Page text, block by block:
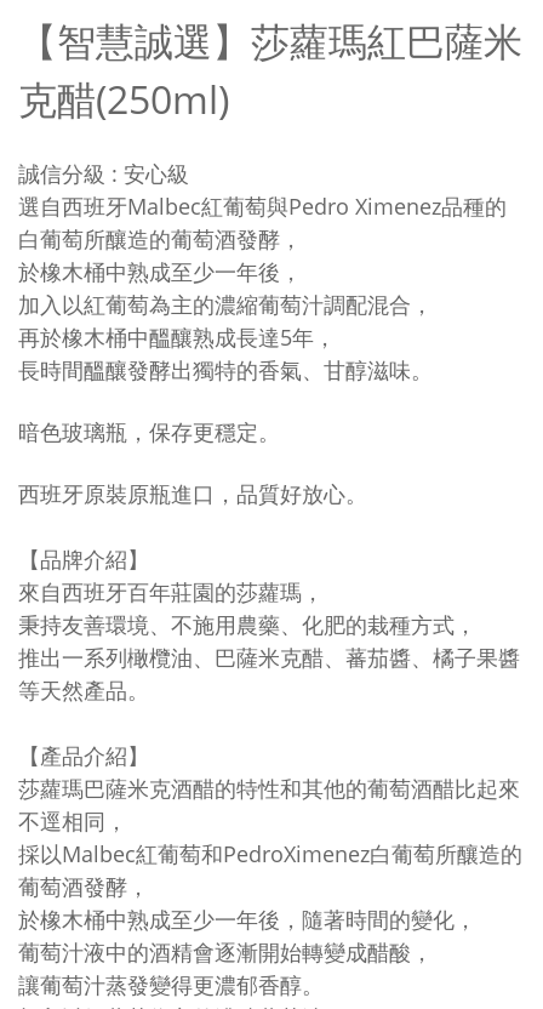
【智慧誠選】莎蘿瑪紅巴薩米
克醋(250ml)
誠信分級 : 安心級
選自西班牙Malbec紅葡萄與Pedro Ximenez品種的
白葡萄所釀造的葡萄酒發酵，
於橡木桶中熟成至少一年後，
加入以紅葡萄為主的濃縮葡萄汁調配混合，
再於橡木桶中醞釀熟成長達5年，
長時間醞釀發酵出獨特的香氣、甘醇滋味。
暗色玻璃瓶，保存更穩定。
西班牙原裝原瓶進口，品質好放心。
【品牌介紹】
來自西班牙百年莊園的莎蘿瑪，
秉持友善環境、不施用農藥、化肥的栽種方式，
推出一系列橄欖油、巴薩米克醋、蕃茄醬、橘子果醬
等天然產品。
【產品介紹】
莎蘿瑪巴薩米克酒醋的特性和其他的葡萄酒醋比起來
不逕相同，
採以Malbec紅葡萄和PedroXimenez白葡萄所釀造的
葡萄酒發酵，
於橡木桶中熟成至少一年後，隨著時間的變化，
葡萄汁液中的酒精會逐漸開始轉變成醋酸，
讓葡萄汁蒸發變得更濃郁香醇。